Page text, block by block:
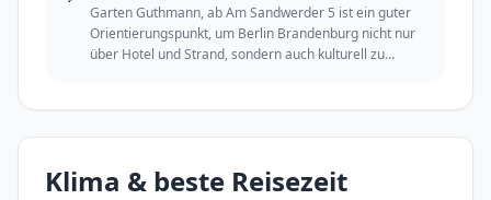
Garten Guthmann, ab Am Sandwerder 5 ist ein guter
Orientierungspunkt, um Berlin Brandenburg nicht nur
über Hotel und Strand, sondern auch kulturell zu
Klima & beste Reisezeit